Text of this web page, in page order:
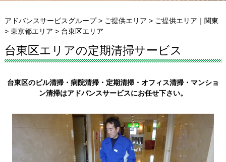
アドバンスサービスグループ> ご提供エリア > ご提供エリア｜関東
> 東京都エリア > 台東区エリア
台東区エリアの定期清掃サービス
台東区のビル清掃・病院清掃・定期清掃・オフィス清掃・マンショ
ン清掃はアドバンスサービスにお任せ下さい。